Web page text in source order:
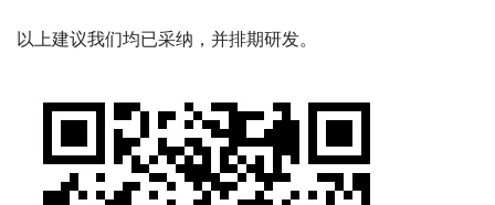
以上建议我们均已采纳，并排期研发。